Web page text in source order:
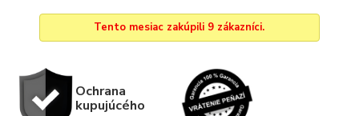
Tento mesiac zakúpili 9 zákazníci.
Ochrana
kupujúcého